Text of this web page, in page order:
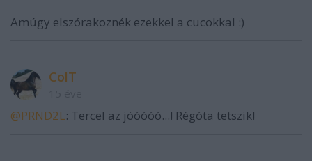
Amúgy elszórakoznék ezekkel a cucokkal :)
ColT
@PRND2L: Tercel az jóóóóó...! Régóta tetszik!